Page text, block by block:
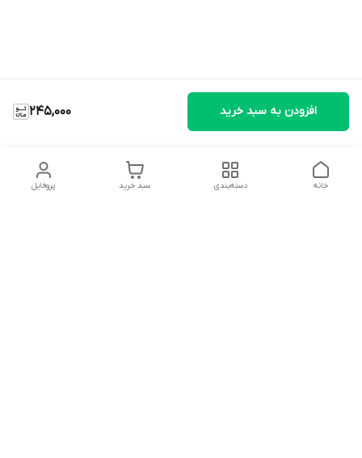
245,000 افزودن به سبد خرید
پروفایل سبد خرید دسته‌بندی خانه